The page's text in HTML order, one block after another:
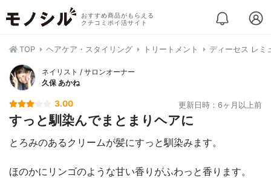
おすすめ商品がもらえる
クチコミポイ活サイト
TOP ヘアケア・スタイリング トリートメント ディーセス レミ
ネイリスト / サロンオーナー
久保 あかね
3.00 更新日時：6ヶ月以上前
すっと馴染んでまとまりヘアに
とろみのあるクリームが髪にすっと馴染みます。
ほのかにリンゴのような甘い香りがふわっと香ります。